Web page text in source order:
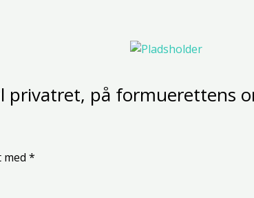
på formuerettens
*